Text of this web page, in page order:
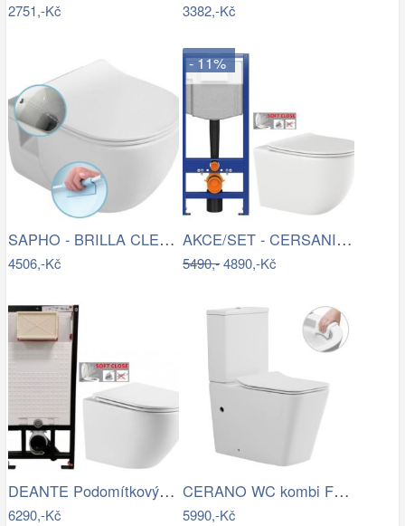
2751,-Kč 3382,-Kč
SAPHO - BRILLA CLEANWASH závěsná WC…
4506,-Kč
- 11%
AKCE/SET - CERSANIT předstěnový…
5490,-4890,-Kč
DEANTE Podomítkový rám, pro závěsné WC…
6290,-Kč
CERANO WC kombi Forte, Rimless + Slim…
5990,-Kč